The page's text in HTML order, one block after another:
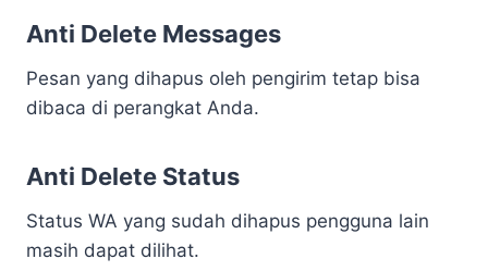
Anti Delete Messages
Pesan yang dihapus oleh pengirim tetap bisa
dibaca di perangkat Anda.
Anti Delete Status
Status WA yang sudah dihapus pengguna lain
masih dapat dilihat.